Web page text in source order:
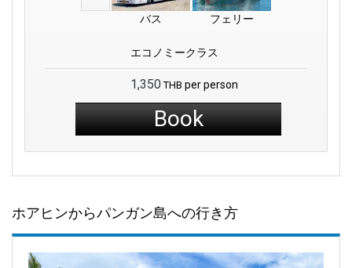
バス フェリー
エコノミークラス
1,350 THB per person
Book
ホアヒンからパンガン島への行き方